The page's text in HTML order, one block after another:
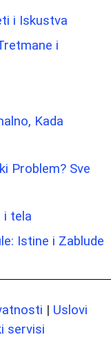
i Iskustva
i
Kada
Problem? Sve
i tela
Istine i Zablude
| Uslovi
servisi